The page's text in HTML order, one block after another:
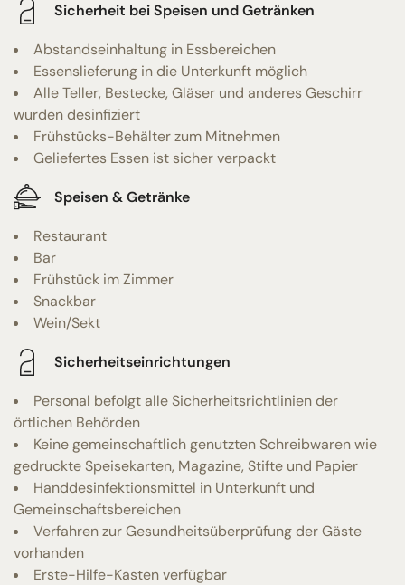
Sicherheit bei Speisen und Getränken
Abstandseinhaltung in Essbereichen
Essenslieferung in die Unterkunft möglich
Alle Teller, Bestecke, Gläser und anderes Geschirr
wurden desinfiziert
Frühstücks-Behälter zum Mitnehmen
Geliefertes Essen ist sicher verpackt
Speisen & Getränke
Restaurant
Bar
Frühstück im Zimmer
Snackbar
Wein/Sekt
Sicherheitseinrichtungen
Personal befolgt alle Sicherheitsrichtlinien der
örtlichen Behörden
Keine gemeinschaftlich genutzten Schreibwaren wie
gedruckte Speisekarten, Magazine, Stifte und Papier
Handdesinfektionsmittel in Unterkunft und
Gemeinschaftsbereichen
Verfahren zur Gesundheitsüberprüfung der Gäste
vorhanden
Erste-Hilfe-Kasten verfügbar